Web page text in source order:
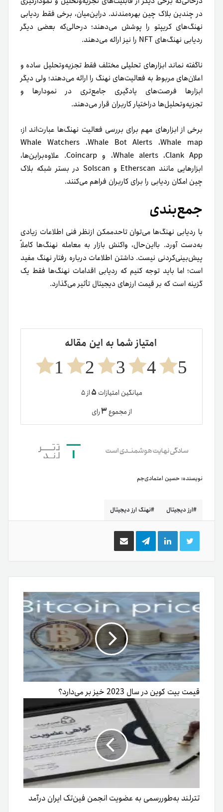
در چندین بلاک چین بهره‌مندند. دراین‌میان، برخی فقط ردیابی
نهنگ‌های کریپتو را پوشش می‌دهند؛ در‌حالی‌که بعضی دیگر
ردیابی نهنگ‌های NFT را نیز ارائه می‌دهند.
ناگفته نماند ابزارهای تحلیلی مختلف فقط تجزیه‌و‌تحلیل ساده و
اعلان‌های مربوط به فعالیت‌های نهنگ را ارائه می‌دهند؛ ولی دیگر
ابزارها فرصت‌های یادگیری جامع‌تری در نمودارها و
تجزیه‌و‌تحلیل‌ها در‌اختیار کاربران قرار می‌دهند.
برخی از ابزارهای مهم برای بررسی فعالیت نهنگ‌ها عبارت‌اند از:
Whale Watchers ،‌Whale Bot Alerts ،‌Whale map
،‌Whale alerts ،‌Clank App و Coincarp. علاوه‌براین‌ها،
ابزارهایی مانند Etherscan و Solscan در بستر شبکه بلاک
چین امکان ردیابی را برای کاربران فراهم می‌کنند.
جمع‌بندی
با ردیابی نهنگ‌ها می‌توان تاحدممکن ازنظر فنی اطلاعات زیادی
به‌دست آورد. با‌این‌حال، واکنش بازار به معامله نهنگ‌ها کاملاً
پیش‌بینی‌کردنی نیست. داشتن اطلاعات درباره رفتار نهنگ مفید
است؛ اما باید توجه کنیم که ردیابی اقدامات نهنگ‌ها فقط یک
گزینه است که بر قیمت ارزهای دیجیتال تأثیر می‌گذارد.
امتیاز شما به این مقاله
5
4
3
2
1
میانگین امتیازات ۵از ۵
از مجموع۳رای
نویسنده: حسین اعتمادی‌جم
ارز دیجیتال نهنگ ارز دیجیتال
توییتر لینکدینتلگرام اشتراک
گذاری
ایمیل
قیمت بیت کوین در سال 2023 خیز بر می‌دارد؟
تترلند به‌طوررسمی به عضویت انجمن فین‌‌تک ایران درآمد